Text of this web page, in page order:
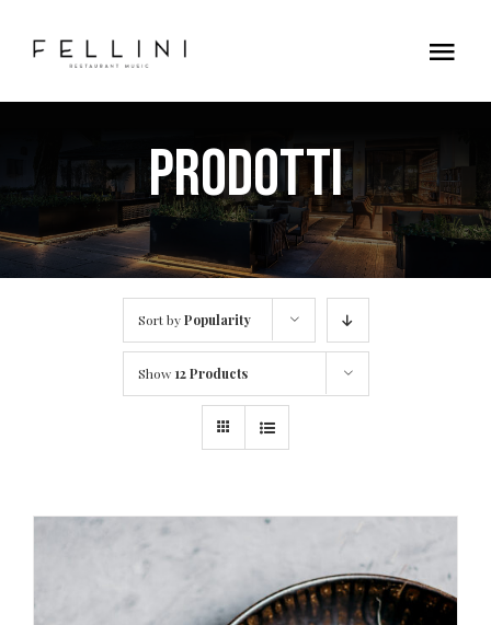
Prodotti
Sort byPopularity
Show 12 Products